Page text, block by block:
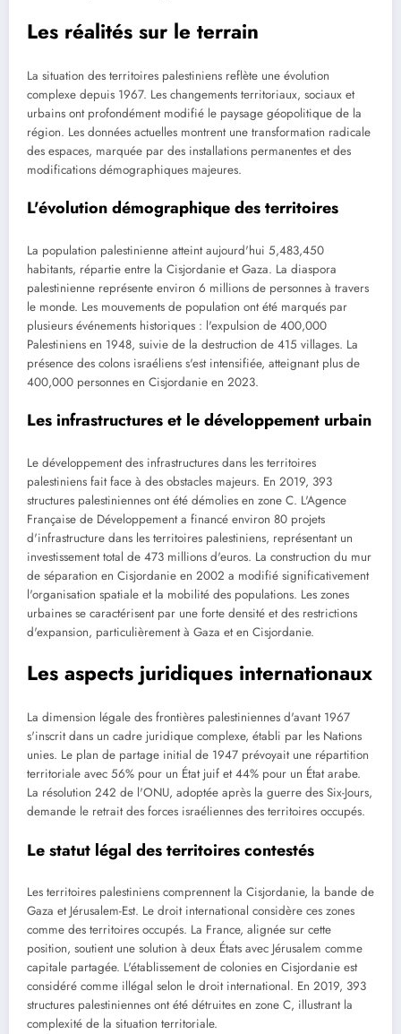
Les réalités sur le terrain
La situation des territoires palestiniens reflète une évolution
complexe depuis 1967. Les changements territoriaux, sociaux et
urbains ont profondément modifié le paysage géopolitique de la
région. Les données actuelles montrent une transformation radicale
des espaces, marquée par des installations permanentes et des
modifications démographiques majeures.
L'évolution démographique des territoires
La population palestinienne atteint aujourd'hui 5,483,450
habitants, répartie entre la Cisjordanie et Gaza. La diaspora
palestinienne représente environ 6 millions de personnes à travers
le monde. Les mouvements de population ont été marqués par
plusieurs événements historiques : l'expulsion de 400,000
Palestiniens en 1948, suivie de la destruction de 415 villages. La
présence des colons israéliens s'est intensifiée, atteignant plus de
400,000 personnes en Cisjordanie en 2023.
Les infrastructures et le développement urbain
Le développement des infrastructures dans les territoires
palestiniens fait face à des obstacles majeurs. En 2019, 393
structures palestiniennes ont été démolies en zone C. L'Agence
Française de Développement a financé environ 80 projets
d'infrastructure dans les territoires palestiniens, représentant un
investissement total de 473 millions d'euros. La construction du mur
de séparation en Cisjordanie en 2002 a modifié significativement
l'organisation spatiale et la mobilité des populations. Les zones
urbaines se caractérisent par une forte densité et des restrictions
d'expansion, particulièrement à Gaza et en Cisjordanie.
Les aspects juridiques internationaux
La dimension légale des frontières palestiniennes d'avant 1967
s'inscrit dans un cadre juridique complexe, établi par les Nations
unies. Le plan de partage initial de 1947 prévoyait une répartition
territoriale avec 56% pour un État juif et 44% pour un État arabe.
La résolution 242 de l'ONU, adoptée après la guerre des Six-Jours,
demande le retrait des forces israéliennes des territoires occupés.
Le statut légal des territoires contestés
Les territoires palestiniens comprennent la Cisjordanie, la bande de
Gaza et Jérusalem-Est. Le droit international considère ces zones
comme des territoires occupés. La France, alignée sur cette
position, soutient une solution à deux États avec Jérusalem comme
capitale partagée. L'établissement de colonies en Cisjordanie est
considéré comme illégal selon le droit international. En 2019, 393
structures palestiniennes ont été détruites en zone C, illustrant la
complexité de la situation territoriale.